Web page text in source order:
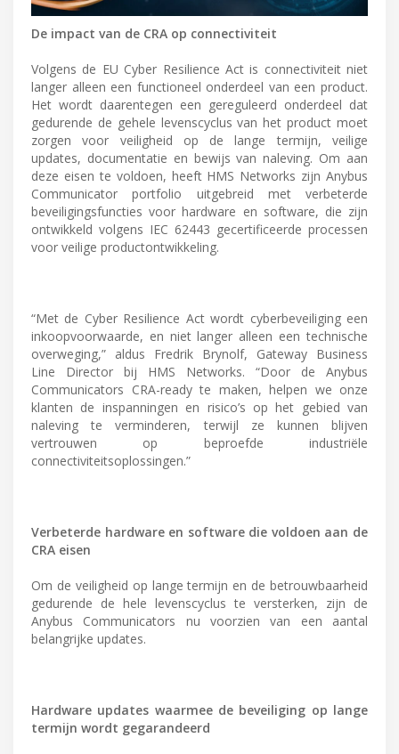
De impact van de CRA op connectiviteit
Volgens de EU Cyber Resilience Act is connectiviteit niet
langer alleen een functioneel onderdeel van een product.
Het wordt daarentegen een gereguleerd onderdeel dat
gedurende de gehele levenscyclus van het product moet
zorgen voor veiligheid op de lange termijn, veilige
updates, documentatie en bewijs van naleving. Om aan
deze eisen te voldoen, heeft HMS Networks zijn Anybus
Communicator portfolio uitgebreid met verbeterde
beveiligingsfuncties voor hardware en software, die zijn
ontwikkeld volgens IEC 62443 gecertificeerde processen
voor veilige productontwikkeling.
“Met de Cyber Resilience Act wordt cyberbeveiliging een
inkoopvoorwaarde, en niet langer alleen een technische
overweging,” aldus Fredrik Brynolf, Gateway Business
Line Director bij HMS Networks. “Door de Anybus
Communicators CRA-ready te maken, helpen we onze
klanten de inspanningen en risico’s op het gebied van
naleving te verminderen, terwijl ze kunnen blijven
vertrouwen op beproefde industriële
connectiviteitsoplossingen.”
Verbeterde hardware en software die voldoen aan de
CRA eisen
Om de veiligheid op lange termijn en de betrouwbaarheid
gedurende de hele levenscyclus te versterken, zijn de
Anybus Communicators nu voorzien van een aantal
belangrijke updates.
Hardware updates waarmee de beveiliging op lange
termijn wordt gegarandeerd